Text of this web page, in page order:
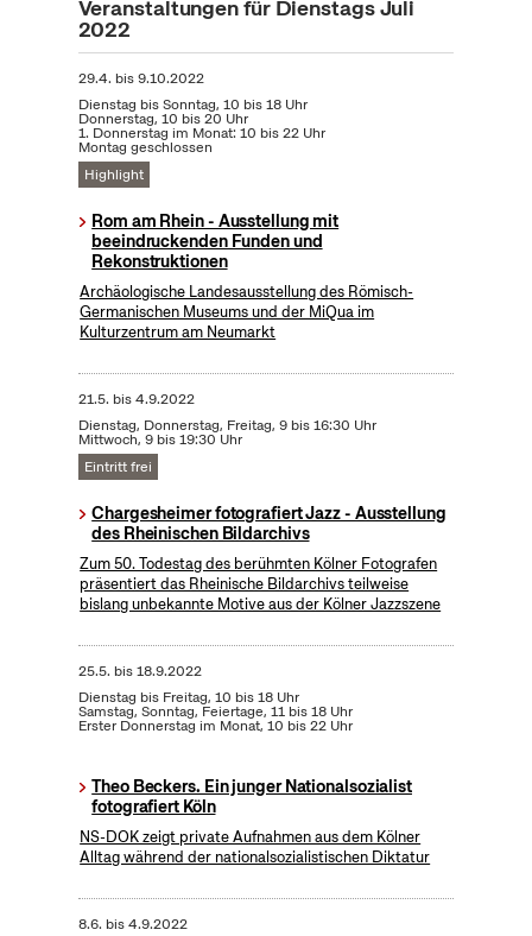
Veranstaltungen für Dienstags Juli
2022
29.4. bis9.10.2022
Dienstag bis Sonntag, 10 bis 18 Uhr
Donnerstag, 10 bis 20 Uhr
1. Donnerstag im Monat: 10 bis 22 Uhr
Montag geschlossen
Highlight
Rom am Rhein - Ausstellung mit
beeindruckenden Funden und
Rekonstruktionen
Archäologische Landesausstellung des Römisch-
Germanischen Museums und der MiQua im
Kulturzentrum am Neumarkt
21.5. bis4.9.2022
Dienstag, Donnerstag, Freitag, 9 bis 16:30 Uhr
Mittwoch, 9 bis 19:30 Uhr
Eintritt frei
Chargesheimer fotografiert Jazz - Ausstellung
des Rheinischen Bildarchivs
Zum 50. Todestag des berühmten Kölner Fotografen
präsentiert das Rheinische Bildarchivs teilweise
bislang unbekannte Motive aus der Kölner Jazzszene
25.5. bis18.9.2022
Dienstag bis Freitag, 10 bis 18 Uhr
Samstag, Sonntag, Feiertage, 11 bis 18 Uhr
Erster Donnerstag im Monat, 10 bis 22 Uhr
Theo Beckers. Ein junger Nationalsozialist
fotografiert Köln
NS-DOK zeigt private Aufnahmen aus dem Kölner
Alltag während der nationalsozialistischen Diktatur
8.6. bis4.9.2022